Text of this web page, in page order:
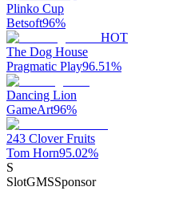
Plinko Cup
Betsoft96%
HOT
The Dog House
Pragmatic Play96.51%
Dancing Lion
GameArt96%
243 Clover Fruits
Tom Horn95.02%
S
SlotGMSSponsor